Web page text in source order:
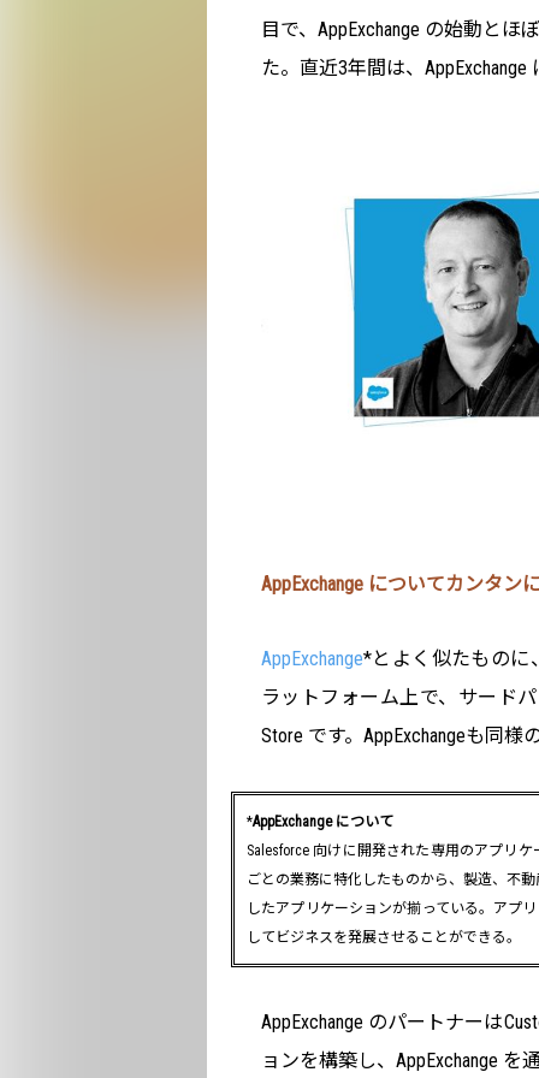
目で、AppExchange の始動と
た。直近3年間は、
AppExchange についてカンタン
AppExchange*とよく似たものに
ラットフォーム上で、サード
Store です。AppExchangeも同様
*AppExchange について
Salesforce 向けに開発された専用のアプリ
ごとの業務に特化したものから、製造、不
したアプリケーションが揃っている。アプ
してビジネスを発展させることができる。
AppExchange のパートナーは
ョンを構築し、AppExchange